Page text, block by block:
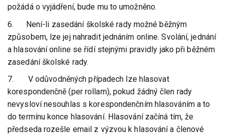
požádá o vyjádření, bude mu to umožněno.
6. Není-li zasedání školské rady možné běžným
způsobem, lze jej nahradit jednáním online. Svolání, jednání
a hlasování online se řídí stejnými pravidly jako při běžném
zasedání školské rady.
7. V odůvodněných případech lze hlasovat
korespondenčně (per rollam), pokud žádný člen rady
nevysloví nesouhlas s korespondenčním hlasováním a to
do termínu konce hlasování. Hlasování začíná tím, že
předseda rozešle email z výzvou k hlasování a členové